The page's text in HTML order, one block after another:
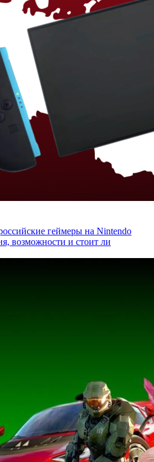
геймеры на Nintendo
возможности и стоит ли